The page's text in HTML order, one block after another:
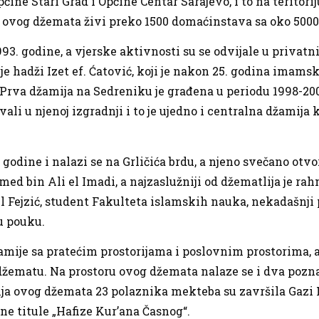
džemata živi preko 1500 domaćinstava sa oko
godine, a vjerske aktivnosti su se odvijale u
hadži Izet ef. Ćatović, koji je nakon 25. godina
džamija na Sedreniku je građena u periodu 1998-
u njenoj izgradnji i to je ujedno i centralna džamija
i nalazi se na Grličića brdu, a njeno svečano
bin Ali el Imadi, a najzaslužniji od džematlija je
Fejzić, student Fakulteta islamskih nauka,
pouku.
sa pratećim prostorijama i poslovnim prostorima,
Na prostoru ovog džemata nalaze se i dva
ovog džemata 23 polaznika mekteba su završila
titule „Hafize Kur’ana Časnog“.